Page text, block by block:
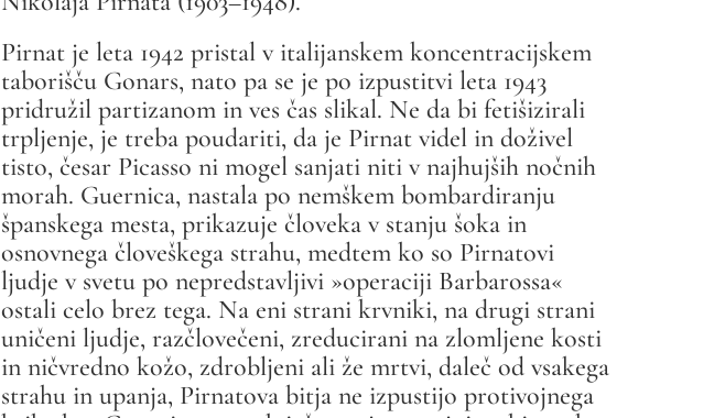
Pirnat je leta 1942 pristal v italijanskem koncentracijskem
taborišču Gonars, nato pa se je po izpustitvi leta 1943
pridružil partizanom in ves čas slikal. Ne da bi fetišizirali
trpljenje, je treba poudariti, da je Pirnat videl in doživel
tisto, česar Picasso ni mogel sanjati niti v najhujših nočnih
morah. Guernica, nastala po nemškem bombardiranju
španskega mesta, prikazuje človeka v stanju šoka in
osnovnega človeškega strahu, medtem ko so Pirnatovi
ljudje v svetu po nepredstavljivi »operaciji Barbarossa«
ostali celo brez tega. Na eni strani krvniki, na drugi strani
uničeni ljudje, razčlovečeni, zreducirani na zlomljene kosti
in ničvredno kožo, zdrobljeni ali že mrtvi, daleč od vsakega
strahu in upanja, Pirnatova bitja ne izpustijo protivojnega